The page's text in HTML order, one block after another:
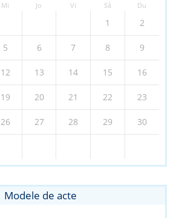
Mi Jo Vi Sâ Du
1 2
5 6 7 8 9
12 13 14 15 16
19 20 21 22 23
26 27 28 29 30
Modele de acte